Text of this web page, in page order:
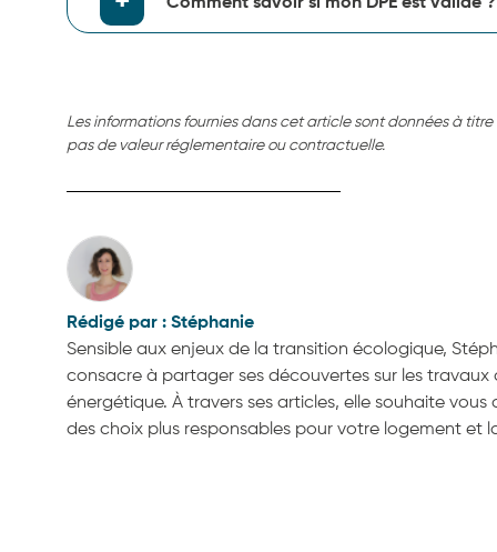
Comment savoir si mon DPE est valide ?
Les informations fournies dans cet article sont données à titre
pas de valeur réglementaire ou contractuelle.
Stéphanie
Sensible aux enjeux de la transition écologique,
consacre à partager ses découvertes sur les travaux
énergétique. À travers ses articles, elle souhaite vous
des choix plus responsables pour votre logement et